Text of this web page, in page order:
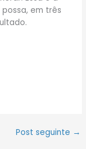
em três
Post seguinte →